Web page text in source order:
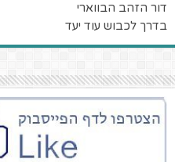
דור הזהב הבווארי
בדרך לכבוש עוד יעד